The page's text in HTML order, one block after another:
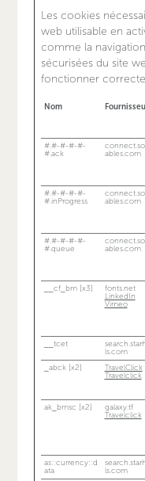
Les cookies
web utilisable en
comme la
sécurisées du site
fonctionner
Nom
#.#-#-#-#-
#.ack
ables.com
#.#-#-#-#-
#.inProgress
ables.com
#.#-#-#-#-
#.queue
ables.com
__cf_bm [x3]
fonts.net
LinkedIn
Vimeo
__tcet
ls.com
_abck [x2]
TravelClick
Travelclick
ak_bmsc [x2]
galaxy.tf
Travelclick
as::currency::d
ata
ls.com